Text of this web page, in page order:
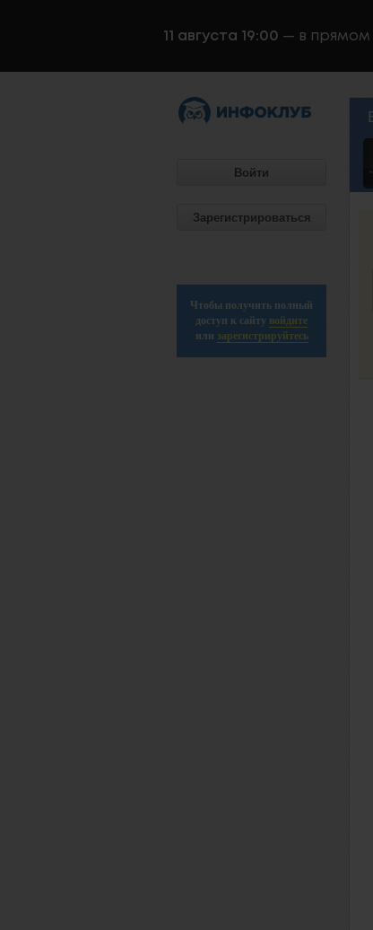
11 августа 19:00 — в прямом
Войти
Зарегистрироваться
Чтобы получить полный
доступ к сайту войдите
или зарегистрируйтесь